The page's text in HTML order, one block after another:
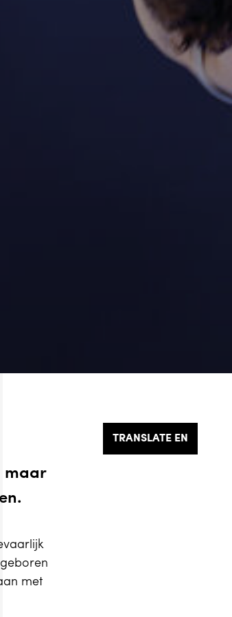
TRANSLATE EN
maar
met